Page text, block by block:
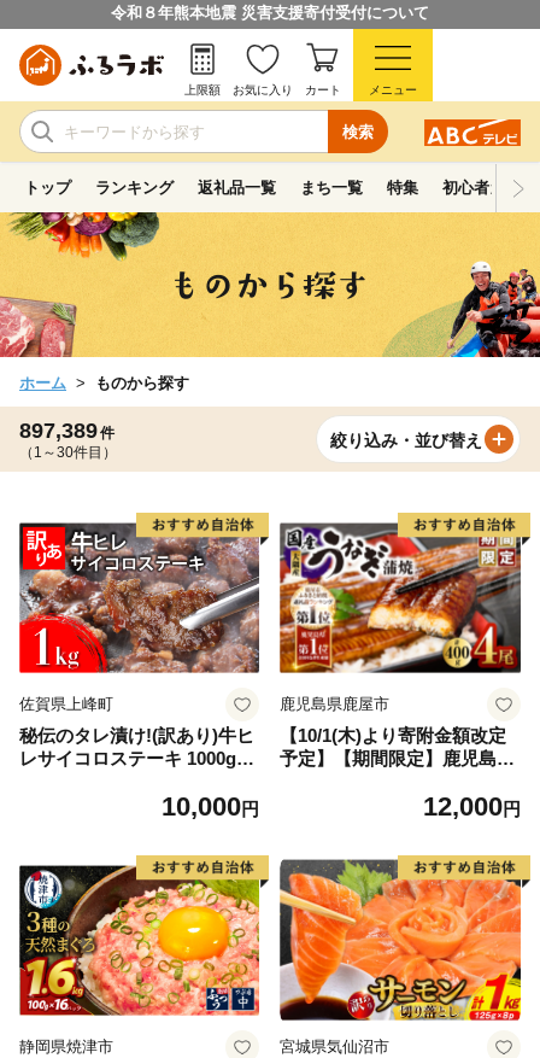
令和８年熊本地震 災害支援寄付受付について
検索
上限額 お気に入り カート メニュー
トップ ランキング 返礼品一覧 まち一覧 特集 初心者ガイド
ホーム ものから探す
897,389件
（1～30件目）
絞り込み・並び替え
佐賀県上峰町
秘伝のタレ漬け!(訳あり)牛ヒ
レサイコロステーキ 1000g
10,000円
鹿児島県鹿屋市
【10/1(木)より寄附金額改定
予定】【期間限定】鹿児島県
12,000円
静岡県焼津市 宮城県気仙沼市